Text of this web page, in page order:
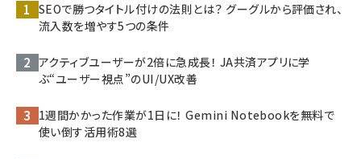
SEOで勝つタイトル付けの法則とは？ グーグルから評価され、
流入数を増やす5つの条件
アクティブユーザーが2倍に急成長！ JA共済アプリに学
ぶ“ユーザー視点”のUI/UX改善
1週間かかった作業が1日に！ Gemini Notebookを無料で
使い倒す活用術8選